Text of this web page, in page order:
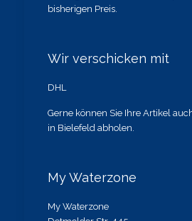
bisherigen Preis.
Wir verschicken mit
DHL
Gerne können Sie Ihre Artikel
in Bielefeld abholen.
My Waterzone
My Waterzone